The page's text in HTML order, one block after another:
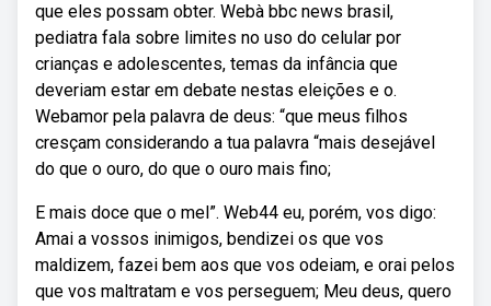
que eles possam obter. Webà bbc news brasil,
pediatra fala sobre limites no uso do celular por
crianças e adolescentes, temas da infância que
deveriam estar em debate nestas eleições e o.
Webamor pela palavra de deus: “que meus filhos
cresçam considerando a tua palavra “mais desejável
do que o ouro, do que o ouro mais fino;
E mais doce que o mel”. Web44 eu, porém, vos digo:
Amai a vossos inimigos, bendizei os que vos
maldizem, fazei bem aos que vos odeiam, e orai pelos
que vos maltratam e vos perseguem; Meu deus, quero